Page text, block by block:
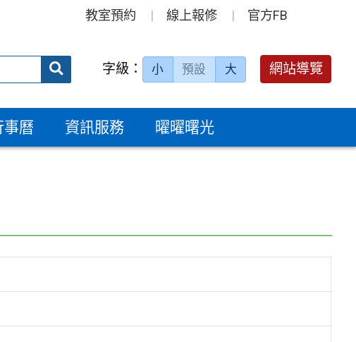
教室預約 線上報修 官方FB
送出 字級： 小 預設 大 網站導覽
事曆 資訊服務 曜曜曙光